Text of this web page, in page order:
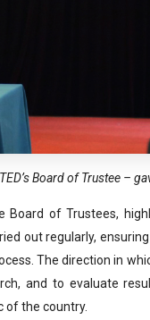
Board of Trustee–
of Trustees,
out regularly,
The direction in
and to evaluate
of the country.